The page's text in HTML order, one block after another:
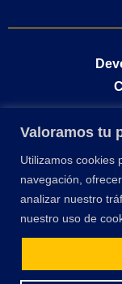
Valoramos tu
Utilizamos cookies
navegación,
analizar nuestro
nuestro uso de